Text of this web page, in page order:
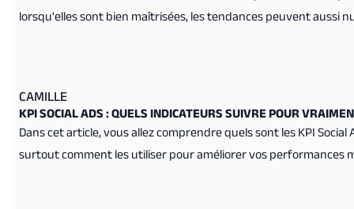
lorsqu'elles sont bien maîtrisées, les tendances peuvent aussi
CAMILLE
KPI SOCIAL ADS : QUELS INDICATEURS SUIVRE POUR
Dans cet article, vous allez comprendre quels sont les KPI
surtout comment les utiliser pour améliorer vos performances